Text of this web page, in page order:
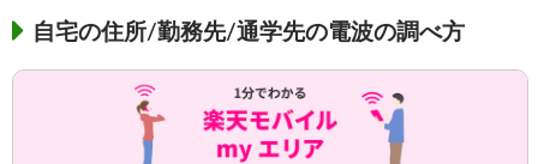
自宅の住所/勤務先/通学先の電波の調べ方